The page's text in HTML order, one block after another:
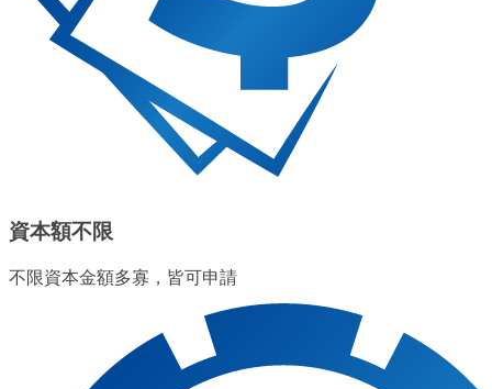
資本額不限
不限資本金額多寡，皆可申請